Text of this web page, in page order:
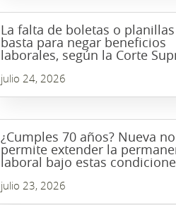
La falta de boletas o
basta para negar beneficios
laborales, según la Corte
julio 24, 2026
¿Cumples 70 años? Nueva
permite extender la
laboral bajo estas
julio 23, 2026